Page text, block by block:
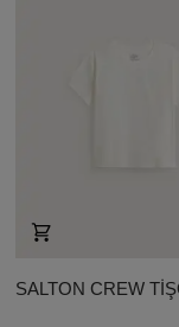
SALTON CREW